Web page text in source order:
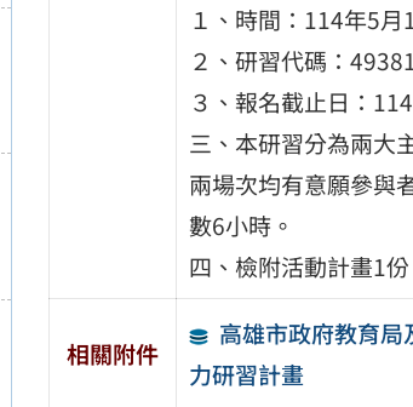
１、時間：114年5
２、研習代碼：
３、報名截止日：
三、本研習分為兩大
兩場次均有意願參與
數6小時。
四、檢附活動計畫1
相關附件
高雄市政府教育
力研習計畫